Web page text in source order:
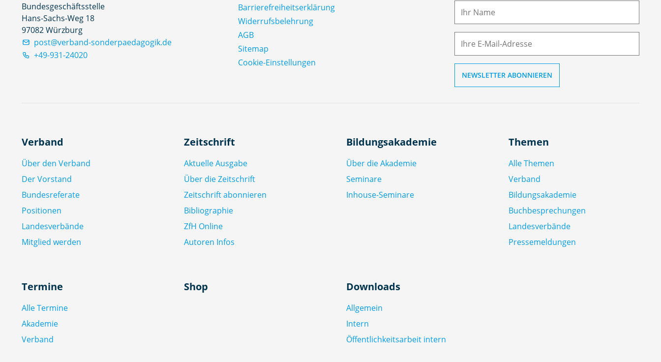
Bundesgeschäftsstelle
Hans-Sachs-Weg 18
97082 Würzburg
post@verband-sonderpaedagogik.de
+49-931-24020
Barrierefreiheitserklärung
Widerrufsbelehrung
AGB
Sitemap
Cookie-Einstellungen
M
Verband
Über den Verband
Der Vorstand
Bundesreferate
Positionen
Landesverbände
Mitglied werden
Zeitschrift
Aktuelle Ausgabe
Über die Zeitschrift
Zeitschrift abonnieren
Bibliographie
ZfH Online
Autoren Infos
Bildungsakademie
Über die Akademie
Seminare
Inhouse-Seminare
Themen
Alle Themen
Verband
Bildungsakademie
Buchbesprechungen
Landesverbände
Pressemeldungen
Termine
Alle Termine
Akademie
Verband
Shop Downloads
Allgemein
Intern
Öffentlichkeitsarbeit intern